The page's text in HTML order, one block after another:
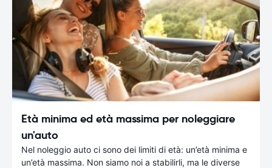
Età minima ed età massima per noleggiare
un'auto
Nel noleggio auto ci sono dei limiti di età: un’età minima e
un’età massima. Non siamo noi a stabilirli, ma le diverse